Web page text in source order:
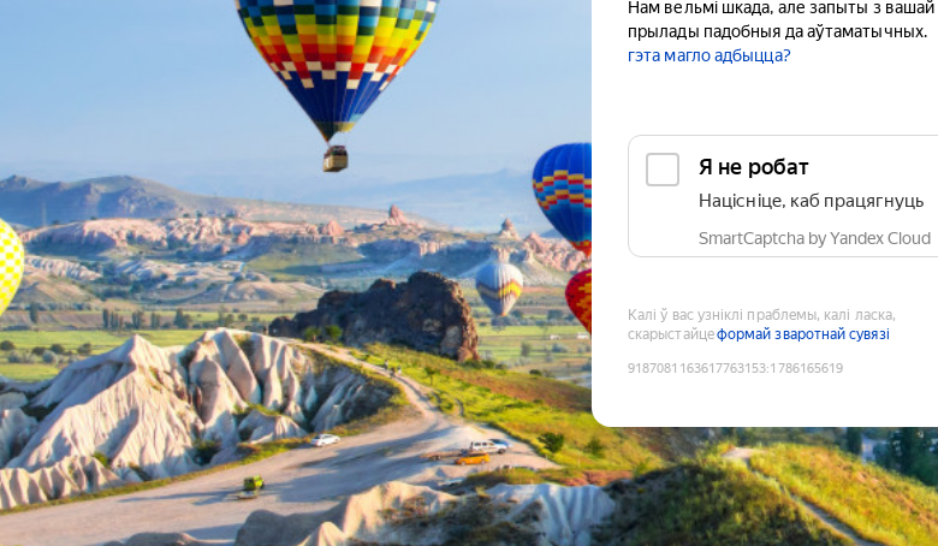
Нам вельмі шкада, але запыты з вашай
прылады падобныя да аўтаматычных.
гэта магло адбыцца?
Я не робат
Націсніце, каб працягнуць
SmartCaptcha by Yandex Cloud
Калі ў вас узніклі праблемы, калі ласка,
скарыстайцеформай зваротнай сувязі
9187081163617763153:1786165619